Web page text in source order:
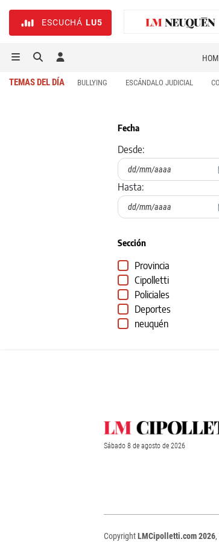
ESCUCHÁ LU5
TEMAS DEL DÍA BULLYING ESCÁNDALO JUDICIAL
Fecha
Desde:
Hasta:
Sección
Provincia
Cipolletti
Policiales
Deportes
neuquén
Sábado 8 de agosto de 2026
CopyrightLMCipolletti.com 2026